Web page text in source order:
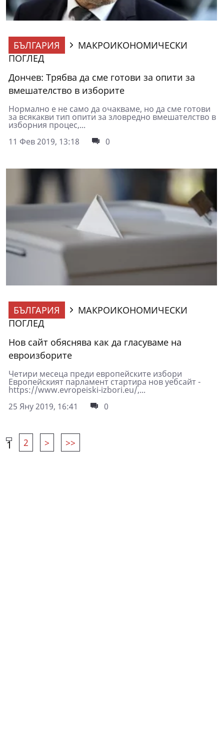
БЪЛГАРИЯ
МАКРОИКОНОМИЧЕСКИ
ПОГЛЕД
Дончев: Трябва да сме готови за опити за
вмешателство в изборите
Нормално е не само да очакваме, но да сме готови
за всякакви тип опити за зловредно вмешателство в
изборния процес,...
11 Фев 2019, 13:18
0
БЪЛГАРИЯ
МАКРОИКОНОМИЧЕСКИ
ПОГЛЕД
Нов сайт обяснява как да гласуваме на
евроизборите
Четири месеца преди европейските избори
Европейският парламент стартира нов уебсайт -
https://www.evropeiski-izbori.eu/,...
25 Яну 2019, 16:41
0
1 2 > >>